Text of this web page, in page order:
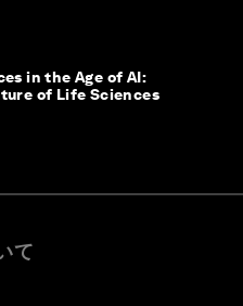
in the Age of AI:
of Life Sciences
て